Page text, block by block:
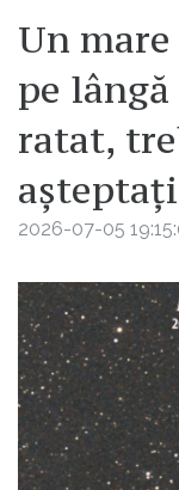
Un
pe
ratat,
2026-07-05